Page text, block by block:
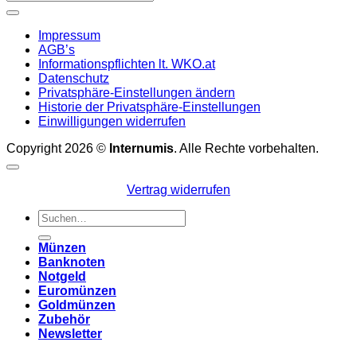
Impressum
AGB’s
Informationspflichten lt. WKO.at
Datenschutz
Privatsphäre-Einstellungen ändern
Historie der Privatsphäre-Einstellungen
Einwilligungen widerrufen
Copyright 2026 © Internumis. Alle Rechte vorbehalten.
Vertrag widerrufen
Suchen
nach:
Münzen
Banknoten
Notgeld
Euromünzen
Goldmünzen
Zubehör
Newsletter